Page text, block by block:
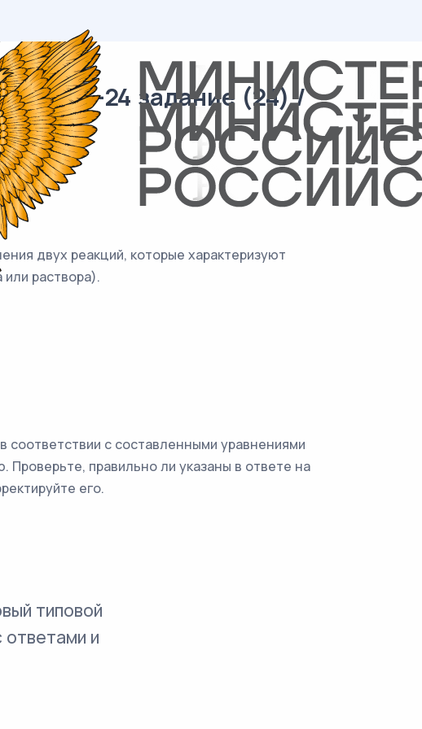
/ 23-24 задание (24) /
двух реакций, которые характеризуют
или раствора).
с составленными уравнениями
Проверьте, правильно ли указаны в ответе на
его.
типовой
ответами и